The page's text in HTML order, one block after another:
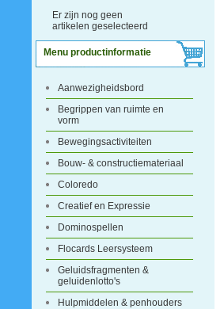
Er zijn nog geen
artikelen geselecteerd
Menu productinformatie
Aanwezigheidsbord
Begrippen van ruimte en
vorm
Bewegingsactiviteiten
Bouw- & constructiemateriaal
Coloredo
Creatief en Expressie
Dominospellen
Flocards Leersysteem
Geluidsfragmenten &
geluidenlotto's
Hulpmiddelen & penhouders